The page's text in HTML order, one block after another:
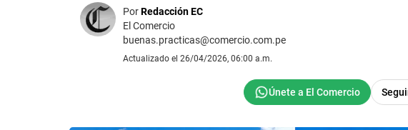
PorRedacción EC
El Comercio
buenas.practicas@comercio.com.pe
Actualizado el 26/04/2026, 06:00 a.m.